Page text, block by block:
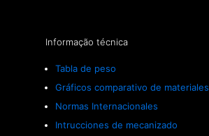
Informação técnica
Tabla de peso
Gráficos comparativo de materiales
Normas Internacionales
Intrucciones de mecanizado